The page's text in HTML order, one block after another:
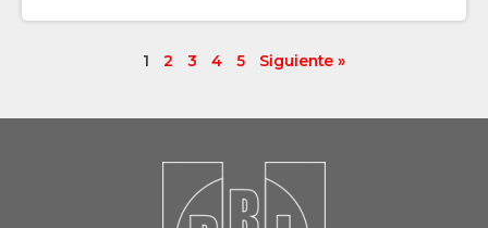
1 2 3 4 5 Siguiente »